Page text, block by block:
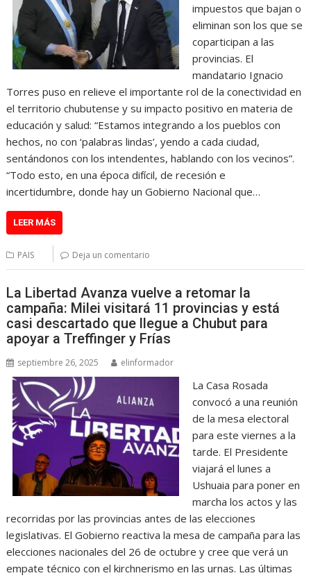
impuestos que bajan o
eliminan son los que se
coparticipan a las
provincias. El
mandatario Ignacio
Torres puso en relieve el importante rol de la conectividad en
el territorio chubutense y su impacto positivo en materia de
educación y salud: “Estamos integrando a los pueblos con
hechos, no con ‘palabras lindas’, yendo a cada ciudad,
sentándonos con los intendentes, hablando con los vecinos”.
“Todo esto, en una época difícil, de recesión e
incertidumbre, donde hay un Gobierno Nacional que…
LEER MÁS
PAIS Deja un comentario
La Libertad Avanza vuelve a retomar la
campaña: Milei visitará 11 provincias y está
casi descartado que llegue a Chubut para
apoyar a Treffinger y Frías
septiembre 26, 2025 elinformador
La Casa Rosada
convocó a una reunión
de la mesa electoral
para este viernes a la
tarde. El Presidente
viajará el lunes a
Ushuaia para poner en
marcha los actos y las
recorridas por las provincias antes de las elecciones
legislativas. El Gobierno reactiva la mesa de campaña para las
elecciones nacionales del 26 de octubre y cree que verá un
empate técnico con el kirchnerismo en las urnas. Las últimas